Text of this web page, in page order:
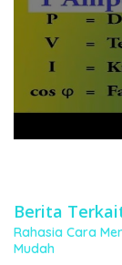
Berita
Rahasia Cara
Mudah